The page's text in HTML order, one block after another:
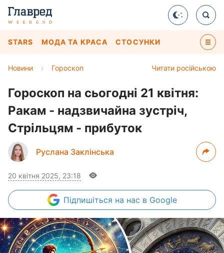
STARS МОДА ТА КРАСА СТОСУНКИ
Читати російською
Новини › Гороскоп
Гороскоп на сьогодні 21 квітня:
Ракам - надзвичайна зустріч,
Стрільцям - прибуток
Руслана Заклінська
20 квітня 2025, 23:18
Підпишіться на нас в Google